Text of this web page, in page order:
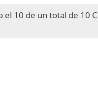
el 10 de un total de 10